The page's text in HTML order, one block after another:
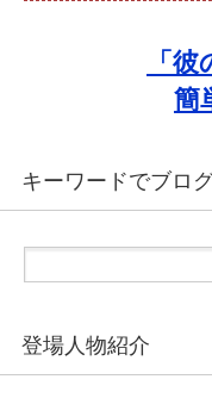
「
簡
キーワードでブロ
登場人物紹介